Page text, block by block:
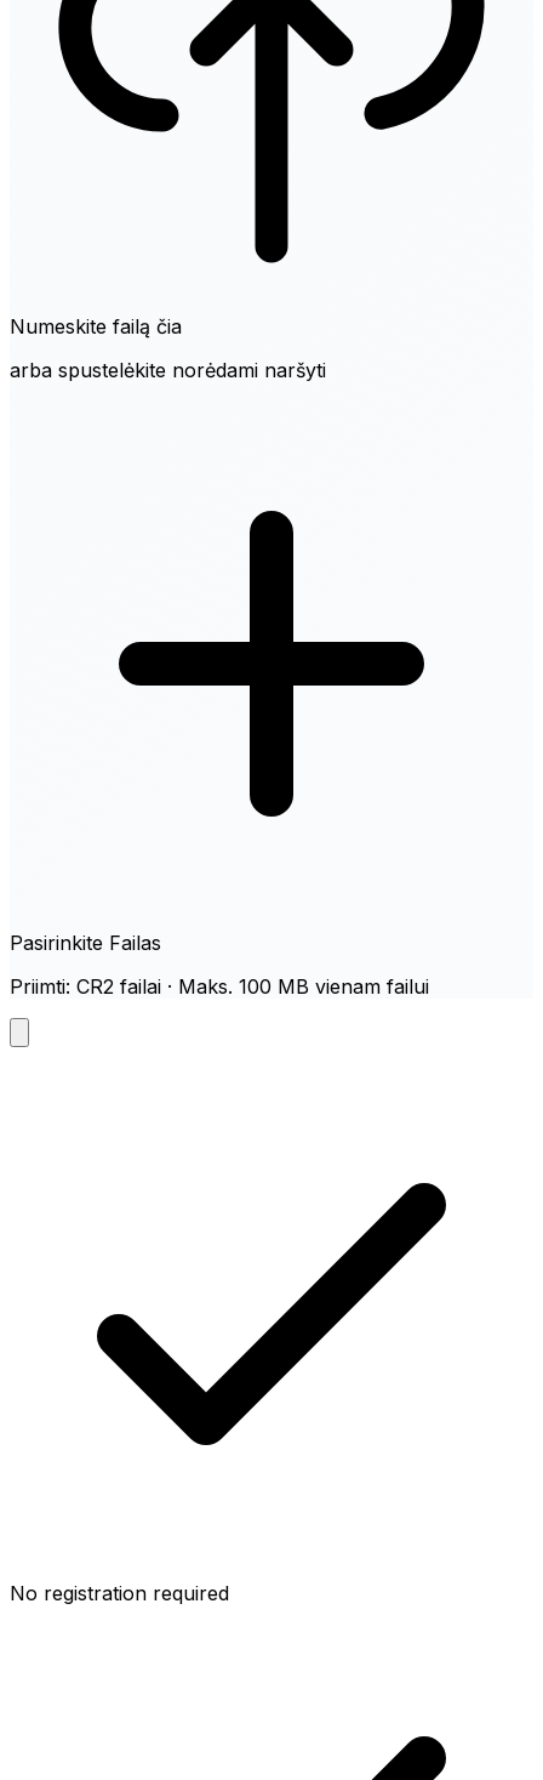
Numeskite failą čia
arba spustelėkite norėdami naršyti
Pasirinkite Failas
Priimti: CR2 failai · Maks. 100 MB vienam failui
No registration required